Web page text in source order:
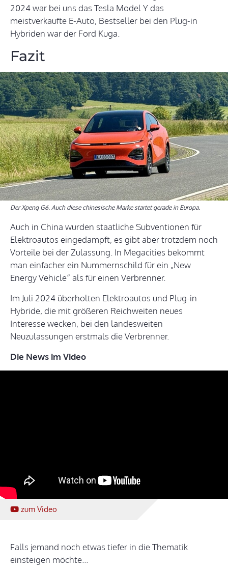
2024 war bei uns das Tesla Model Y das
meistverkaufte E-Auto, Bestseller bei den Plug-in
Hybriden war der Ford Kuga.
Fazit
Der Xpeng G6. Auch diese chinesische Marke startet gerade in Europa.
Auch in China wurden staatliche Subventionen für
Elektroautos eingedampft, es gibt aber trotzdem noch
Vorteile bei der Zulassung. In Megacities bekommt
man einfacher ein Nummernschild für ein „New
Energy Vehicle“ als für einen Verbrenner.
Im Juli 2024 überholten Elektroautos und Plug-in
Hybride, die mit größeren Reichweiten neues
Interesse wecken, bei den landesweiten
Neuzulassungen erstmals die Verbrenner.
Die News im Video
zum Video
Falls jemand noch etwas tiefer in die Thematik
einsteigen möchte...